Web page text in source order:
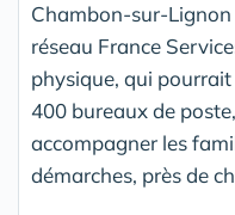
Chambon-sur-
réseau France
physique, qui
400 bureaux de
accompagner les
démarches, près de